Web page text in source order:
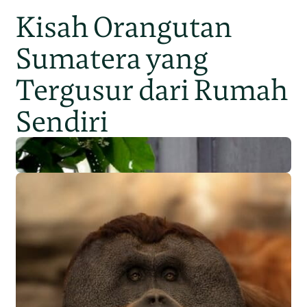
Kisah Orangutan
Sumatera yang
Tergusur dari Rumah
Sendiri